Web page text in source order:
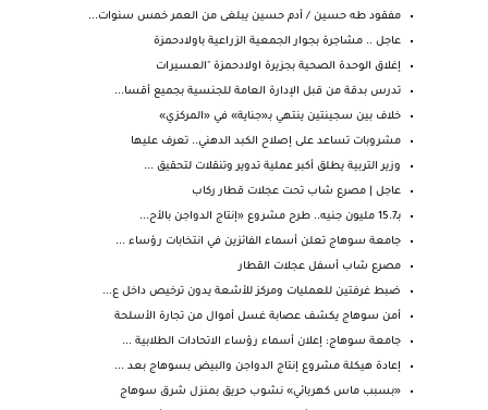
مفقود طه حسين / أدم حسين يبلغى من العمر خمس سنوات...
عاجل .. مشاجرة بجوار الجمعية الزراعية باولادحمزة
إغلاق الوحدة الصحية بجزيرة اولادحمزة "العسيرات
تدرس بدقة من قبل الإدارة العامة للجنسية بجميع أقسا...
خلاف بين سجينتين ينتهي بـ«جناية» في «المركزي»
مشروبات تساعد على إصلاح الكبد الدهني.. تعرف عليها
وزير التربية يطلق أكبر عملية تدوير وتنقلات لتحقيق ...
عاجل | مصرع شاب تحت عجلات قطار ركاب
بـ15.7 مليون جنيه.. طرح مشروع «إنتاج الدواجن بالأح...
جامعة سوهاج تعلن أسماء الفائزين في انتخابات رؤساء ...
مصرع شاب أسفل عجلات القطار
ضبط غرفتين للعمليات ومركز للأشعة يدون ترخيص داخل ع...
أمن سوهاج يكشف عصابة غسل أموال من تجارة الأسلحة
جامعة سوهاج: إعلان أسماء رؤساء الاتحادات الطلابية ...
إعادة هيكلة مشروع إنتاج الدواجن والبيض بسوهاج بعد ...
«بسبب ماس كهربائي» نشوب حريق بمنزل شرق سوهاج